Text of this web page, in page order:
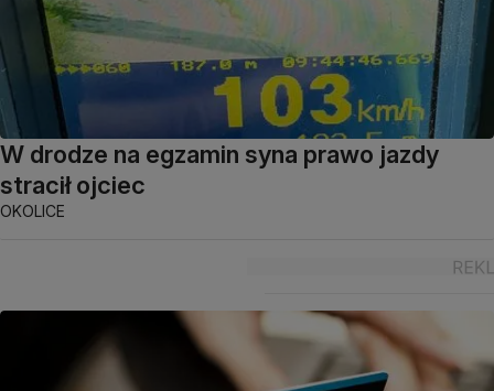
W drodze na egzamin syna prawo jazdy
stracił ojciec
OKOLICE